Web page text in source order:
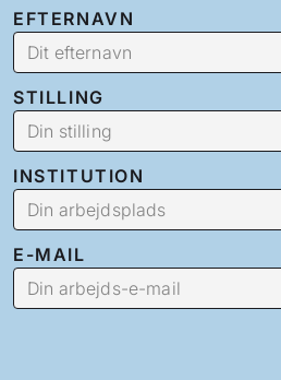
EFTERNAVN
STILLING
INSTITUTION
E-MAIL